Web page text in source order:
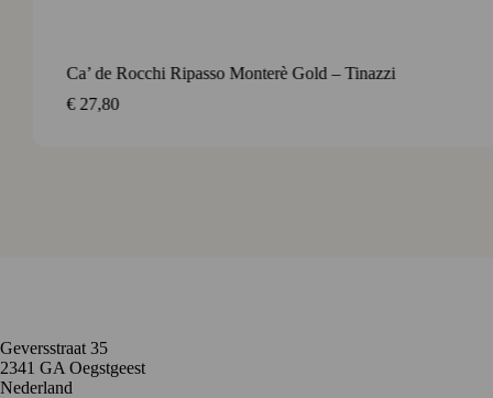
Geversstraat 35
2341 GA Oegstgeest
Nederland